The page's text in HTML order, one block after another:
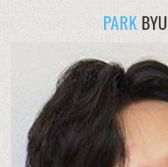
PARK